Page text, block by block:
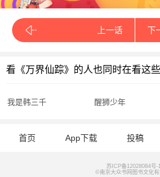
上一话 下
看《万界仙踪》的人也同时在看这
我是韩三千 醒狮少年
首页 App下载 投稿
苏ICP备12028084号-
©南京大众书网图书文化有